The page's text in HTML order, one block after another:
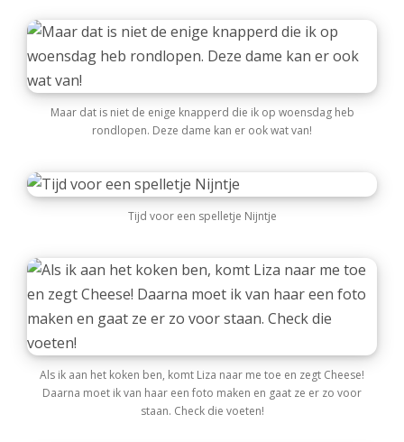
Maar dat is niet de enige knapperd die ik op woensdag heb
rondlopen. Deze dame kan er ook wat van!
Tijd voor een spelletje Nijntje
Als ik aan het koken ben, komt Liza naar me toe en zegt Cheese!
Daarna moet ik van haar een foto maken en gaat ze er zo voor
staan. Check die voeten!